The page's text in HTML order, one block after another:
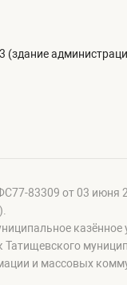
(здание
83309 от 03 июня
Татищевского
и массовых